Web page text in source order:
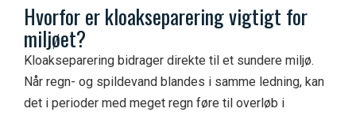
Hvorfor er kloakseparering vigtigt for
miljøet?
Kloakseparering bidrager direkte til et sundere miljø.
Når regn- og spildevand blandes i samme ledning, kan
det i perioder med meget regn føre til overløb i